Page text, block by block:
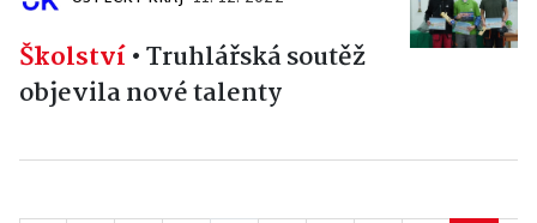
Školství•Truhlářská soutěž
objevila nové talenty